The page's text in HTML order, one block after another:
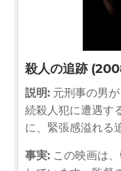
殺人の追跡
説明: 元刑事の男
続殺人犯に遭遇す
に、緊張感溢れる
事実: この映画は